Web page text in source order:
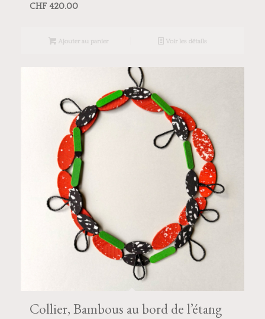
CHF420.00
Ajouter au panier Voir les détails
Collier, Bambous au bord de l’étang